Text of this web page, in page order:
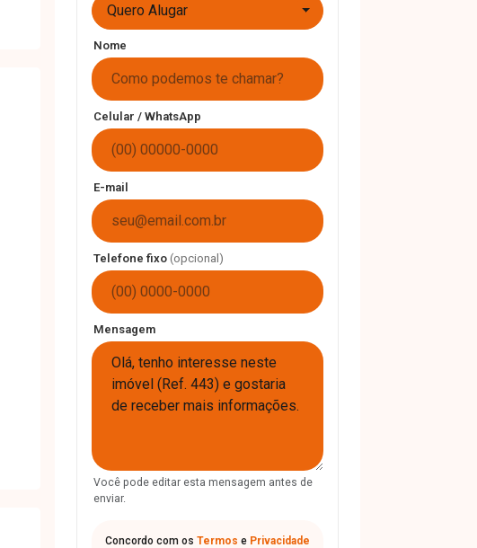
Quero Alugar
Nome
Celular / WhatsApp
E-mail
Telefone fixo (opcional)
Mensagem
Você pode editar esta mensagem antes de
enviar.
Concordo com os Termos e Privacidade